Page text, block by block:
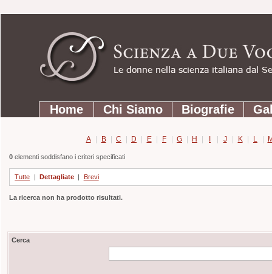
contenuti.
Strumenti
personali
SezioniHome Chi Siamo Biografie
A | B | C | D | E | F | G | H | I | J | K | L |
0elementi soddisfano i criteri specificati
Tutte | Dettagliate | Brevi
La ricerca non ha prodotto risultati.
Cerca